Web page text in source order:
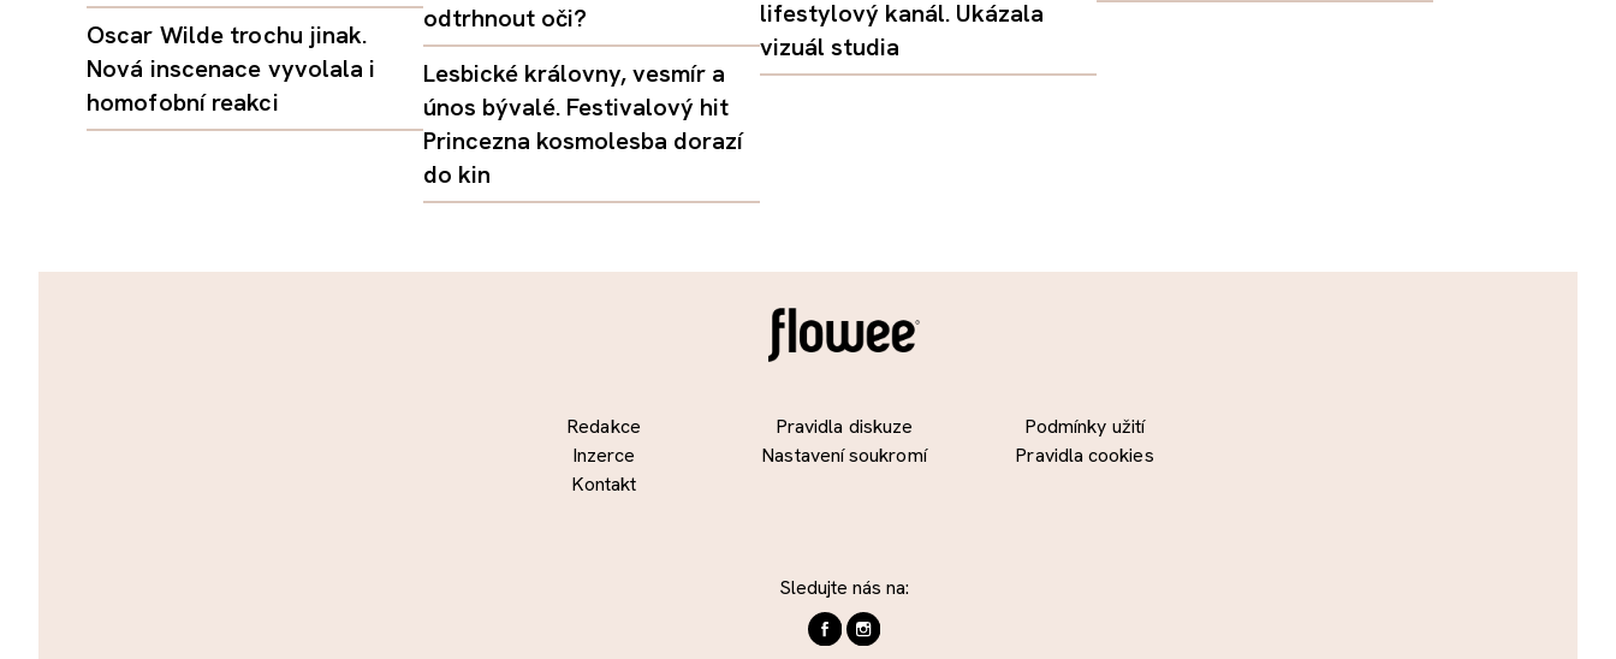
Oscar Wilde trochu jinak.
Nová inscenace vyvolala i
homofobní reakci
odtrhnout oči?
Lesbické královny, vesmír a
únos bývalé. Festivalový hit
Princezna kosmolesba dorazí
do kin
lifestylový kanál. Ukázala
vizuál studia
Redakce
Inzerce
Kontakt
Pravidla diskuze
Nastavení soukromí
Podmínky užití
Pravidla cookies
Sledujte nás na: